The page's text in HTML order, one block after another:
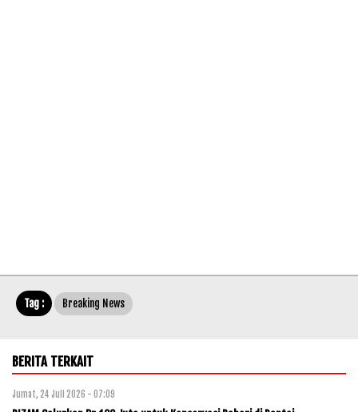
Tag : Breaking News
BERITA TERKAIT
Jumat, 24 Juli 2026 - 07:09